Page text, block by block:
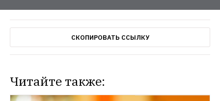
СКОПИРОВАТЬ ССЫЛКУ
Читайте также: